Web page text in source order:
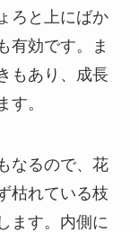
ろと上にばか
有効です。ま
もあり、成長
す。
なるので、花
枯れている枝
ます。内側に